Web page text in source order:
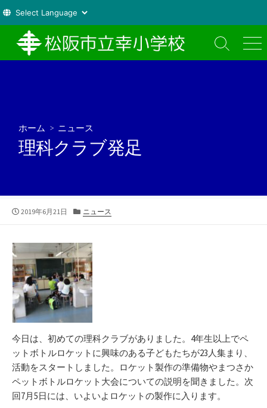
テ
検
索
メ
ニ
ホーム > ニュース
理科クラブ発足
公
2019年6月21日
カ
リ
ー
ニュース
今日は、初めての理科クラブがありました。4年生以上でペ
ットボトルロケットに興味のある子どもたちが23人集まり、
活動をスタートしました。ロケット製作の準備物やまつさか
ペットボトルロケット大会についての説明を聞きました。次
回7月5日には、いよいよロケットの製作に入ります。